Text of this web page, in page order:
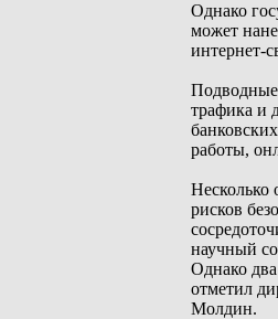
Однако
может
интернет-
Подводные
трафика и
работы,
Несколько
рисков
научный
Однако
отметил
Молдин.